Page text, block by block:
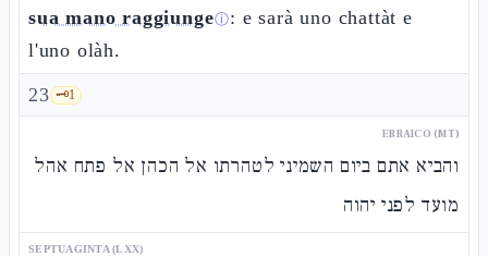
sua mano raggiungeⓘ: e sarà uno chattàt e
l'uno olàh.
23 🗝️1
EBRAICO (MT)
והביא אתם ביום השמיני לטהרתו אל הכהן אל פתח אהל
מועד לפני יהוה
SEPTUAGINTA (LXX)